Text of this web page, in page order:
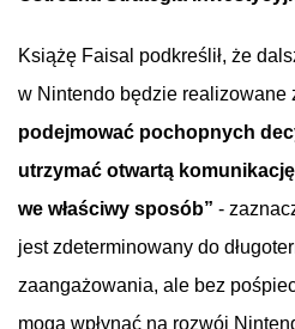
Książę Faisal podkreślił, że
w Nintendo będzie realizowane
podejmować pochopnych
utrzymać otwartą komunikację
we właściwy sposób” -
jestzdeterminowany do
zaangażowania, ale bez
mogą wpłynąć na rozwój